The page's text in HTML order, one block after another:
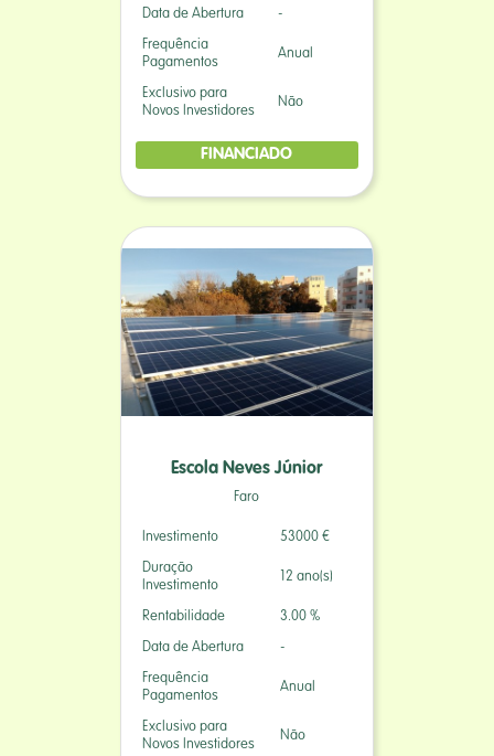
Data de Abertura -
Frequência
Pagamentos
Anual
Exclusivo para
Novos Investidores
Não
FINANCIADO
Escola Neves Júnior
Faro
Investimento 53000 €
Duração
Investimento
12 ano(s)
Rentabilidade 3.00 %
Data de Abertura -
Frequência
Pagamentos
Anual
Exclusivo para
Novos Investidores
Não